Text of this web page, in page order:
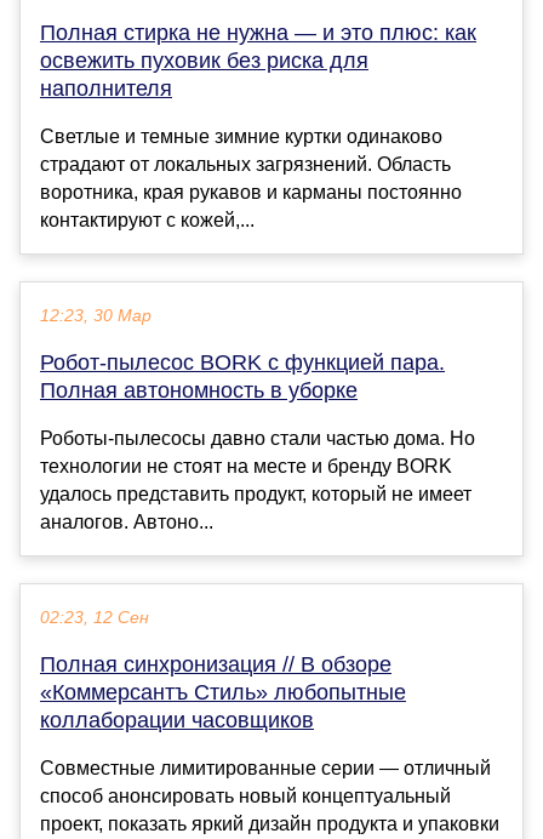
Полная стирка не нужна — и это плюс: как
освежить пуховик без риска для
наполнителя
Светлые и темные зимние куртки одинаково
страдают от локальных загрязнений. Область
воротника, края рукавов и карманы постоянно
контактируют с кожей,...
12:23, 30 Мар
Робот-пылесос BORK с функцией пара.
Полная автономность в уборке
Роботы-пылесосы давно стали частью дома. Но
технологии не стоят на месте и бренду BORK
удалось представить продукт, который не имеет
аналогов. Автоно...
02:23, 12 Сен
Полная синхронизация // В обзоре
«Коммерсантъ Стиль» любопытные
коллаборации часовщиков
Совместные лимитированные серии — отличный
способ анонсировать новый концептуальный
проект, показать яркий дизайн продукта и упаковки